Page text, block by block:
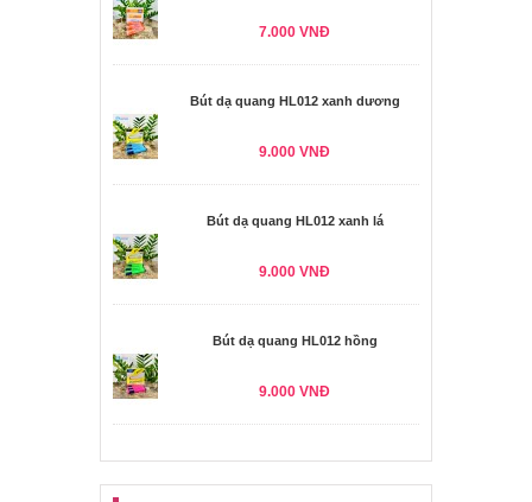
7.000 VNĐ
Bút dạ quang HL012 xanh dương
9.000 VNĐ
Bút dạ quang HL012 xanh lá
9.000 VNĐ
Bút dạ quang HL012 hồng
9.000 VNĐ